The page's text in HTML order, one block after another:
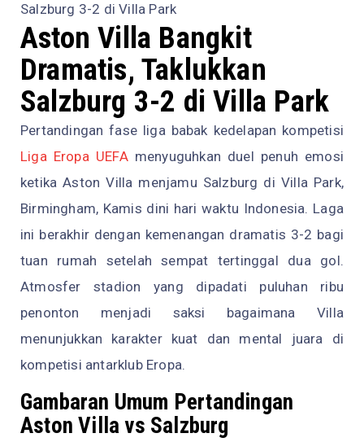
Salzburg 3-2 di Villa Park
Aston Villa Bangkit
Dramatis, Taklukkan
Salzburg 3-2 di Villa Park
Pertandingan fase liga babak kedelapan kompetisi
Liga Eropa UEFAmenyuguhkan duel penuh emosi
ketika Aston Villa menjamu Salzburg di Villa Park,
Birmingham, Kamis dini hari waktu Indonesia. Laga
ini berakhir dengan kemenangan dramatis 3-2 bagi
tuan rumah setelah sempat tertinggal dua gol.
Atmosfer stadion yang dipadati puluhan ribu
penonton menjadi saksi bagaimana Villa
menunjukkan karakter kuat dan mental juara di
kompetisi antarklub Eropa.
Gambaran Umum Pertandingan
Aston Villa vs Salzburg